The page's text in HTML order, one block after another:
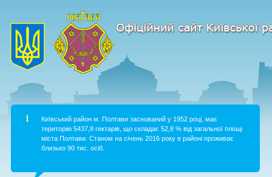
Київський район м. Полтави заснований у 1952 році, має
територію 5437,8 гектарів, що складає 52,8 % від загальної площі
міста Полтави. Станом на січень 2016 року в районі проживає
близько 90 тис. осіб.